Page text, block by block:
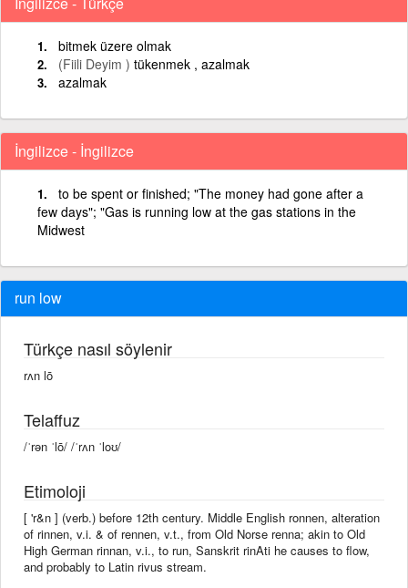
bitmek üzere olmak
(Fiili Deyim ) tükenmek , azalmak
azalmak
İngilizce - İngilizce
to be spent or finished; "The money had gone after a
few days"; "Gas is running low at the gas stations in the
Midwest
run low
Türkçe nasıl söylenir
rʌn lō
Telaffuz
/ˈrən ˈlō/ /ˈrʌn ˈloʊ/
Etimoloji
[ 'r&n ] (verb.) before 12th century. Middle English ronnen, alteration
of rinnen, v.i. & of rennen, v.t., from Old Norse renna; akin to Old
High German rinnan, v.i., to run, Sanskrit rinAti he causes to flow,
and probably to Latin rivus stream.